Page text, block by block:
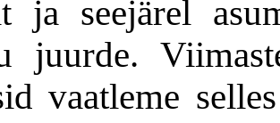
ja seejärel
juurde.
vaatleme